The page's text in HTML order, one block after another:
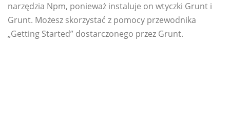
narzędzia Npm, ponieważ instaluje on wtyczki Grunt i
Grunt. Możesz skorzystać z pomocy przewodnika
„Getting Started” dostarczonego przez Grunt.